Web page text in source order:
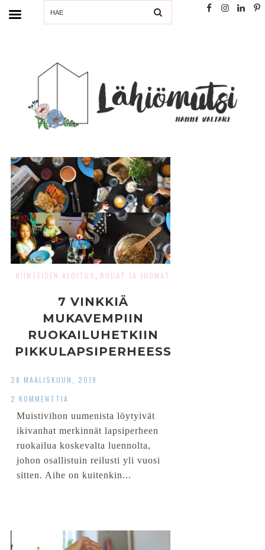
SEARCH
KIINTEIDEN ALOITUS RUUAT JA JUOMAT
7 VINKKIÄ
MUKAVEMPIIN
RUOKAILUHETKIIN
PIKKULAPSIPERHEESS
28 MAALISKUUN, 2019
2 KOMMENTTIA
Muistivihon uumenista löytyivät
ikivanhat merkinnät lapsiperheen
ruokailua koskevalta luennolta,
johon osallistuin reilusti yli vuosi
sitten. Aihe on kuitenkin...